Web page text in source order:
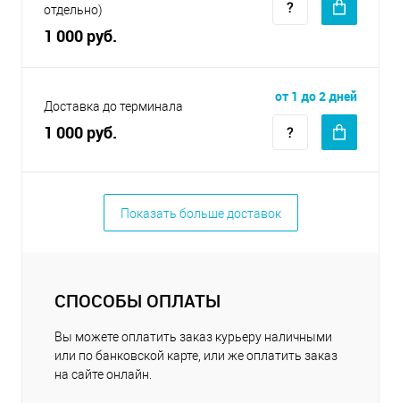
отдельно)
1 000 руб.
Доставка до терминала
1 000 руб.
от 1 до 2 дней
Показать больше доставок
СПОСОБЫ ОПЛАТЫ
Вы можете оплатить заказ курьеру наличными
или по банковской карте, или же оплатить заказ
на сайте онлайн.